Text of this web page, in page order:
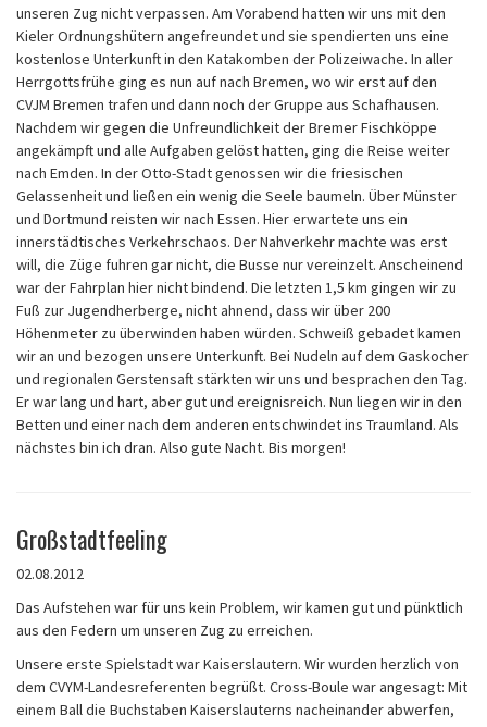
unseren Zug nicht verpassen. Am Vorabend hatten wir uns mit den
Kieler Ordnungshütern angefreundet und sie spendierten uns eine
kostenlose Unterkunft in den Katakomben der Polizeiwache. In aller
Herrgottsfrühe ging es nun auf nach Bremen, wo wir erst auf den
CVJM Bremen trafen und dann noch der Gruppe aus Schafhausen.
Nachdem wir gegen die Unfreundlichkeit der Bremer Fischköppe
angekämpft und alle Aufgaben gelöst hatten, ging die Reise weiter
nach Emden. In der Otto-Stadt genossen wir die friesischen
Gelassenheit und ließen ein wenig die Seele baumeln. Über Münster
und Dortmund reisten wir nach Essen. Hier erwartete uns ein
innerstädtisches Verkehrschaos. Der Nahverkehr machte was erst
will, die Züge fuhren gar nicht, die Busse nur vereinzelt. Anscheinend
war der Fahrplan hier nicht bindend. Die letzten 1,5 km gingen wir zu
Fuß zur Jugendherberge, nicht ahnend, dass wir über 200
Höhenmeter zu überwinden haben würden. Schweiß gebadet kamen
wir an und bezogen unsere Unterkunft. Bei Nudeln auf dem Gaskocher
und regionalen Gerstensaft stärkten wir uns und besprachen den Tag.
Er war lang und hart, aber gut und ereignisreich. Nun liegen wir in den
Betten und einer nach dem anderen entschwindet ins Traumland. Als
nächstes bin ich dran. Also gute Nacht. Bis morgen!
Großstadtfeeling
02.08.2012
Das Aufstehen war für uns kein Problem, wir kamen gut und pünktlich
aus den Federn um unseren Zug zu erreichen.
Unsere erste Spielstadt war Kaiserslautern. Wir wurden herzlich von
dem CVYM-Landesreferenten begrüßt. Cross-Boule war angesagt: Mit
einem Ball die Buchstaben Kaiserslauterns nacheinander abwerfen,